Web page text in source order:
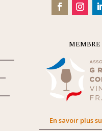
MEMBRE
En savoir plus